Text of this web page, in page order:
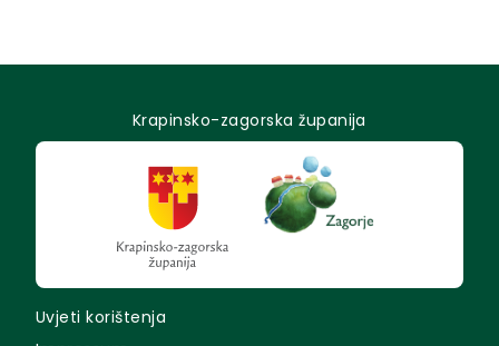
Krapinsko-zagorska županija
Uvjeti korištenja